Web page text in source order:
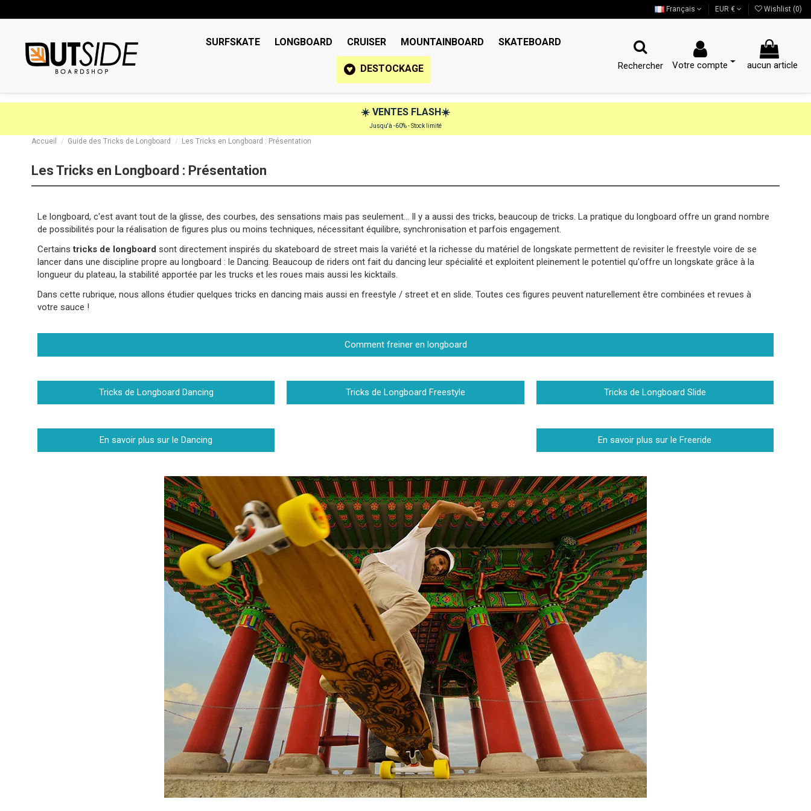
Français EUR € Wishlist (0)
SURFSKATE LONGBOARD CRUISER MOUNTAINBOARD SKATEBOARD
DESTOCKAGE Rechercher Votre compte aucun article
☀️ VENTES FLASH☀️
Jusqu'à -60% - Stock limité
Accueil Guide des Tricks de Longboard Les Tricks en Longboard : Présentation
Les Tricks en Longboard : Présentation
Le longboard, c'est avant tout de la glisse, des courbes, des sensations mais pas seulement... Il y a aussi des tricks, beaucoup de tricks. La pratique du longboard offre un grand nombre
de possibilités pour la réalisation de figures plus ou moins techniques, nécessitant équilibre, synchronisation et parfois engagement.
Certainstricks de longboard sont directement inspirés du skateboard de street mais la variété et la richesse du matériel de longskate permettent de revisiter le freestyle voire de se
lancer dans une discipline propre au longboard : le Dancing. Beaucoup de riders ont fait du dancing leur spécialité et exploitent pleinement le potentiel qu'offre un longskate grâce à la
longueur du plateau, la stabilité apportée par les trucks et les roues mais aussi les kicktails.
Dans cette rubrique, nous allons étudier quelques tricks en dancing mais aussi en freestyle / street et en slide. Toutes ces figures peuvent naturellement être combinées et revues à
votre sauce !
Comment freiner en longboard
Tricks de Longboard Dancing Tricks de Longboard Freestyle Tricks de Longboard Slide
En savoir plus sur le Dancing En savoir plus sur le Freeride